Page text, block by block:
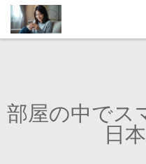
部屋の中でス
日